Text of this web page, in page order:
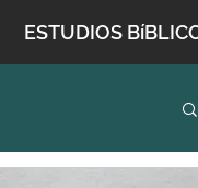
ESTUDIOS